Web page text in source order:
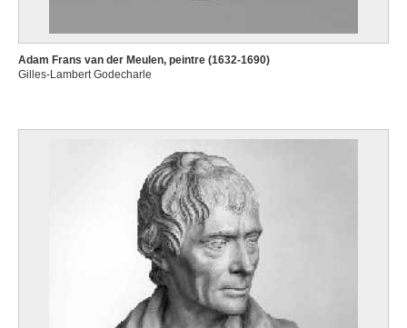
Adam Frans van der Meulen, peintre (1632-1690)
Gilles-Lambert Godecharle